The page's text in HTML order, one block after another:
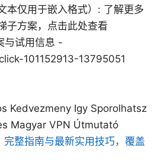
本仅用于嵌入格式）: 了解更多
子方案，点击此处查看
与试用信息 -
101152913-13795051
Kedvezmeny Igy Sporolhatsz
Magyar VPN Útmutató
完整指南与最新实用技巧，覆盖